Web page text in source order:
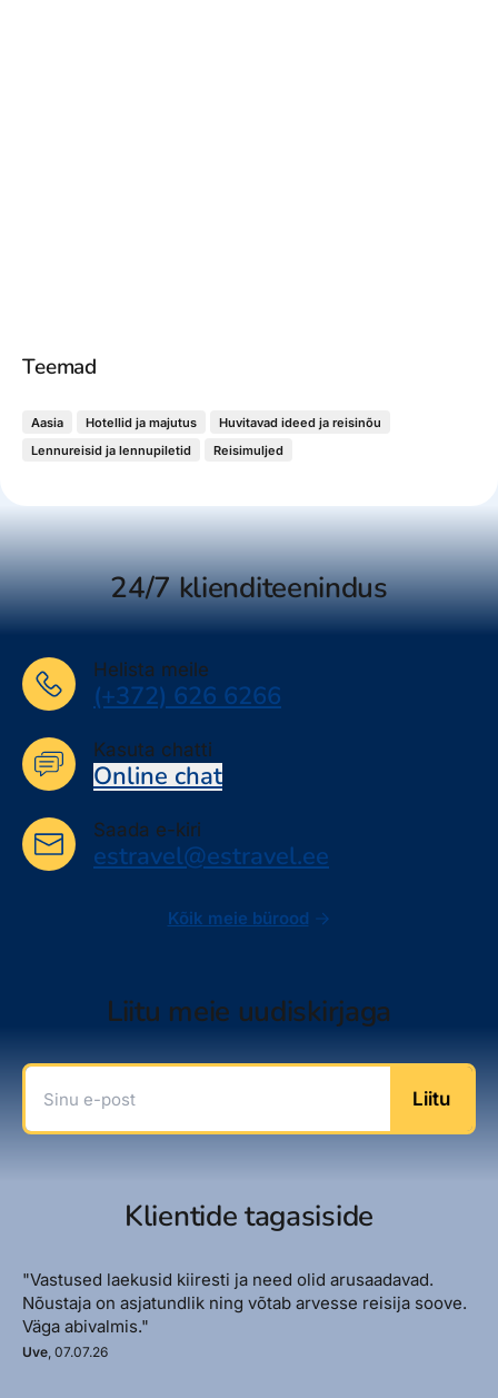
Teemad
Aasia Hotellid ja majutus
Huvitavad ideed ja reisinõu
Lennureisid ja lennupiletid
Reisimuljed
24/7 klienditeenindus
Helista meile
(+372) 626 6266
Kasuta chatti
Online chat
Saada e-kiri
estravel@estravel.ee
Kõik meie bürood
Liitu meie uudiskirjaga
Sinu e-post
Liitu
Klientide tagasiside
"Vastused laekusid kiiresti ja need olid arusaadavad.
Nõustaja on asjatundlik ning võtab arvesse reisija soove.
Väga abivalmis."
Uve, 07.07.26